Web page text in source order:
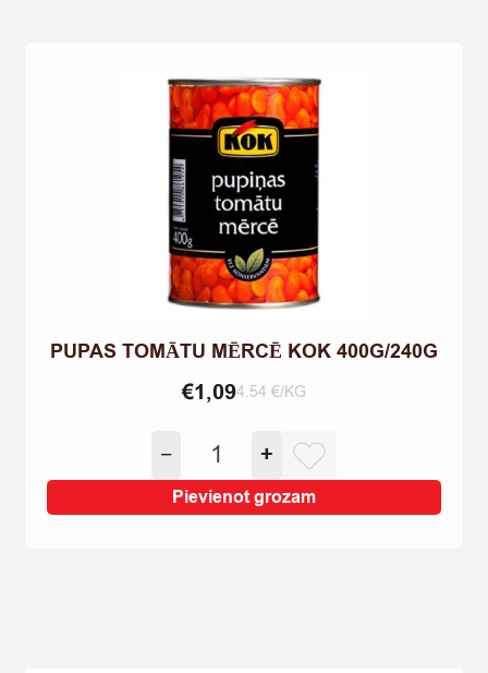
PUPAS TOMĀTU MĒRCĒ KOK 400G/240G
€1,094.54 €/KG
−
PUPAS
TOMĀTU
MĒRCĒ
KOK
+
Pievienot grozam